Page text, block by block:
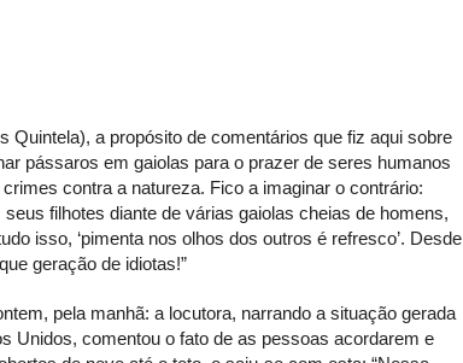
Quintela), a propósito de comentários que fiz aqui sobre
pássaros em gaiolas para o prazer de seres humanos
contra a natureza. Fico a imaginar o contrário:
filhotes diante de várias gaiolas cheias de homens,
isso, ‘pimenta nos olhos dos outros é refresco’. Desde
geração de idiotas!”
pela manhã: a locutora, narrando a situação gerada
Unidos, comentou o fato de as pessoas acordarem e